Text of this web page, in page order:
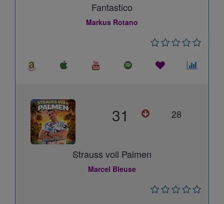
Fantastico
Markus Rotano
31 28
Strauss voll Palmen
Marcel Bleuse